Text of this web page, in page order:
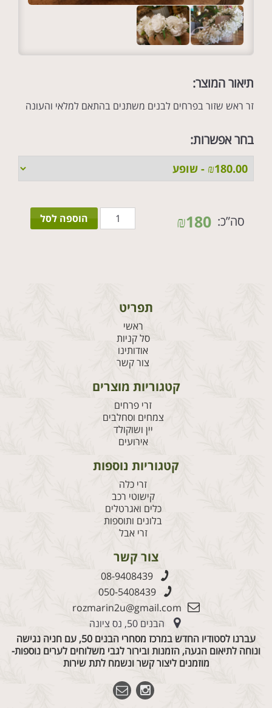
תיאור המוצר:
זר ראש שזור בפרחים לבנים משתנים בהתאם למלאי והעונה
בחר אפשרות:
כמות
הוספה לסל סה”כ: ₪180
תפריט
ראשי
סל קניות
אודותינו
צור קשר
קטגוריות מוצרים
זרי פרחים
צמחים וסחלבים
יין ושוקולד
אירועים
קטגוריות נוספות
זרי כלה
קישוטי רכב
כלים ואגרטלים
בלונים ותוספות
זרי אבל
צור קשר
08-9408439
050-5408439
rozmarin2u@gmail.com
הבנים 50, נס ציונה
עברנו לסטודיו החדש במרכז מסחרי הבנים 50, עם חניה נגישה
ונוחה לתיאום הגעה, הזמנות ובירור לגבי משלוחים לערים נוספות-
מוזמנים ליצור קשר ונשמח לתת שירות